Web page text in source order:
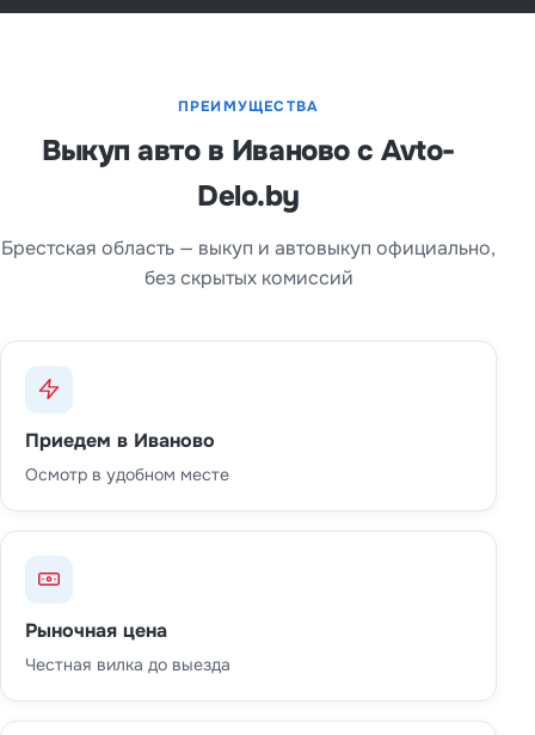
ПРЕИМУЩЕСТВА
Выкуп авто в Иваново с Avto-
Delo.by
Брестская область — выкуп и автовыкуп официально,
без скрытых комиссий
Приедем в Иваново
Осмотр в удобном месте
Рыночная цена
Честная вилка до выезда